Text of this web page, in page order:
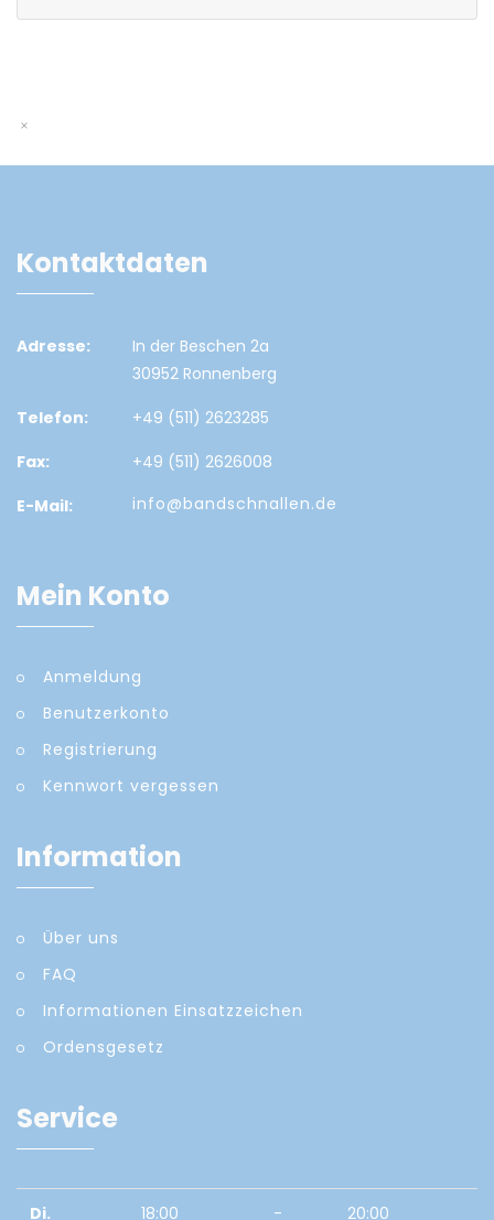
Kontaktdaten
Adresse:
In der Beschen 2a
30952 Ronnenberg
Telefon:
+49 (511) 2623285
Fax:
+49 (511) 2626008
E-Mail:
info@bandschnallen.de
Mein Konto
Anmeldung
Benutzerkonto
Registrierung
Kennwort vergessen
Information
Über uns
FAQ
Informationen Einsatzzeichen
Ordensgesetz
Service
Di. 18:00 - 20:00